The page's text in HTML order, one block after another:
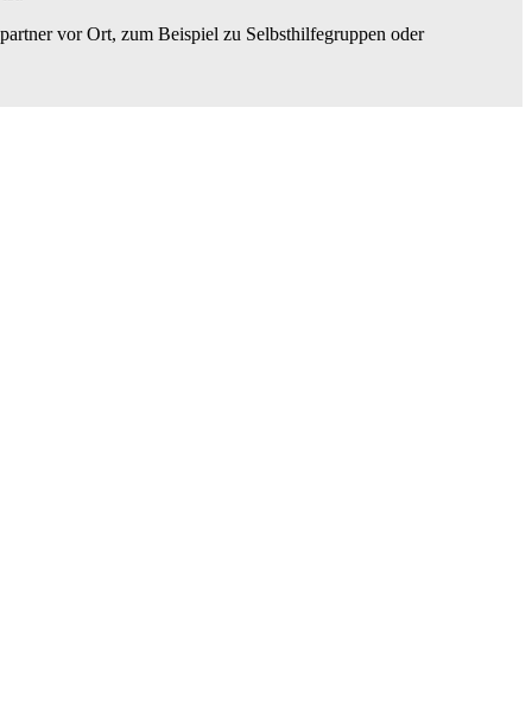
vor Ort, zum Beispiel zu Selbsthilfegruppen oder